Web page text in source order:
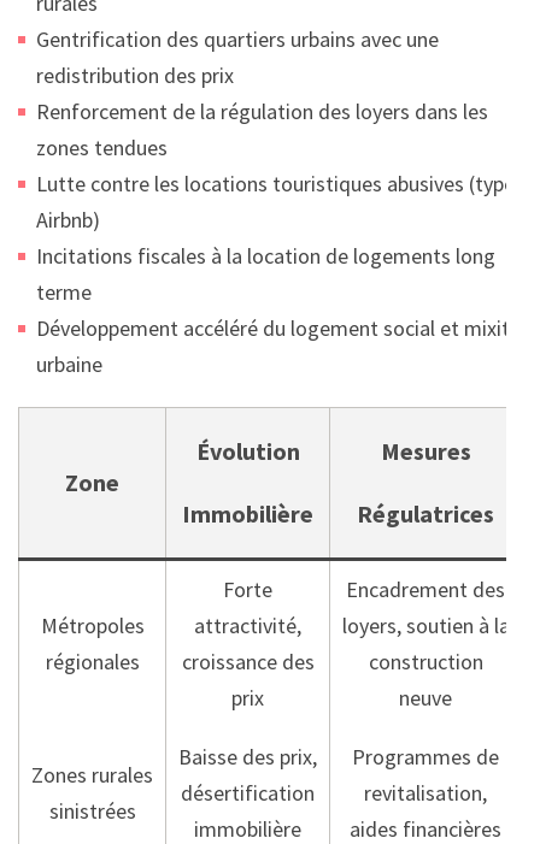
Gentrification des quartiers urbains avec une
redistribution des prix
Renforcement de la régulation des loyers dans les
zones tendues
Lutte contre les locations touristiques abusives (type
Airbnb)
Incitations fiscales à la location de logements long
terme
Développement accéléré du logement social et mixité
urbaine
Zone
Évolution
Immobilière
Mesures
Régulatrices
Métropoles
régionales
Forte
attractivité,
croissance des
prix
Encadrement des
loyers, soutien à la
construction
neuve
Zones rurales
sinistrées
Baisse des prix,
désertification
immobilière
Programmes de
revitalisation,
aides financières